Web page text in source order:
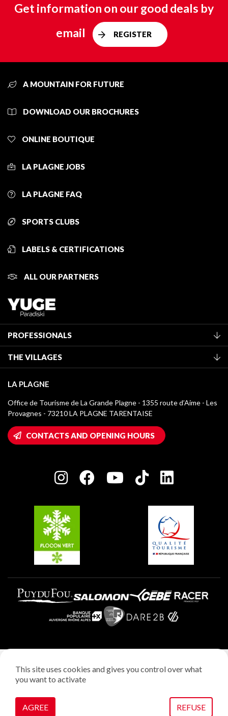
Get information on our good deals by
email
REGISTER
A MOUNTAIN FOR FUTURE
DOWNLOAD OUR BROCHURES
ONLINE BOUTIQUE
LA PLAGNE JOBS
LA PLAGNE FAQ
SPORTS CLUBS
LABELS & CERTIFICATIONS
ALL OUR PARTNERS
PROFESSIONALS
Classification of furnished accommodation
Tourist tax
Media library
La Plagne logos
Wifi hotspots
Owners' House
Charter of Committed Players
THE VILLAGES
Montchavin - Les Coches
Champagny-en-Vanoise
Plagne 1800
Plagne Aime 2000
Plagne Villages
LA PLAGNE
Office de Tourisme de La Grande Plagne - 1355 route d’Aime - Les
Provagnes - 73210 LA PLAGNE TARENTAISE
CONTACTS AND OPENING HOURS
Privacy policy
Manage cookies
This site uses cookies and gives you control over what
you want to activate
AGREE REFUSE